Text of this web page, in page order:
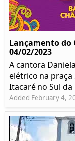
Lançamento do
04/02/2023
A cantora
elétrico na praça
Itacaré no Sul da
Added February 4,